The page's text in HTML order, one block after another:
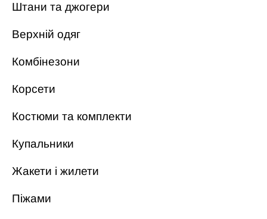
Штани та джогери
Верхній одяг
Комбінезони
Корсети
Костюми та комплекти
Купальники
Жакети і жилети
Піжами